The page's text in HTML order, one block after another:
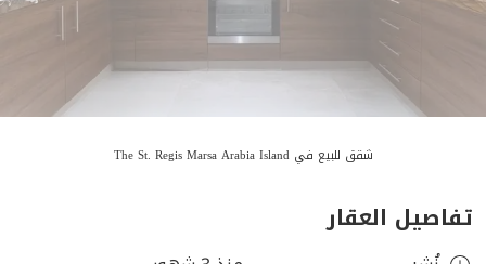
شقق للبيع في The St. Regis Marsa Arabia Island
تفاصيل العقار